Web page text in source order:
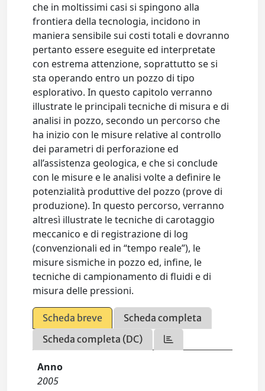
che in moltissimi casi si spingono alla
frontiera della tecnologia, incidono in
maniera sensibile sui costi totali e dovranno
pertanto essere eseguite ed interpretate
con estrema attenzione, soprattutto se si
sta operando entro un pozzo di tipo
esplorativo. In questo capitolo verranno
illustrate le principali tecniche di misura e di
analisi in pozzo, secondo un percorso che
ha inizio con le misure relative al controllo
dei parametri di perforazione ed
all’assistenza geologica, e che si conclude
con le misure e le analisi volte a definire le
potenzialità produttive del pozzo (prove di
produzione). In questo percorso, verranno
altresì illustrate le tecniche di carotaggio
meccanico e di registrazione di log
(convenzionali ed in “tempo reale”), le
misure sismiche in pozzo ed, infine, le
tecniche di campionamento di fluidi e di
misura delle pressioni.
Scheda breve
Scheda completa
Scheda completa (DC)
Anno
2005